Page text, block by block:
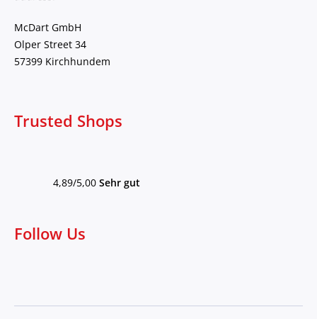
McDart GmbH
Olper Street 34
57399 Kirchhundem
Trusted Shops
4,89/5,00 Sehr gut
Follow Us